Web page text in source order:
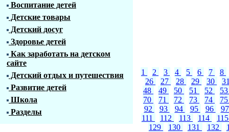
Воспитание детей
Детские товары
Детский досуг
Здоровье детей
Как заработать на детском
сайте
Детский отдых и путешествия
Развитие детей
Школа
Разделы
1 2 3 4 5 6 7
8
26
27 28 29 30
48
49 50 51 52
70
71 72 73 74
92
93 94 95 96
111
112 113 114
129
130 131 132